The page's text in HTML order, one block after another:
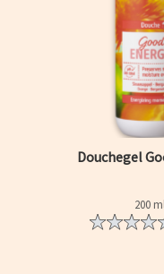
Douchegel
200